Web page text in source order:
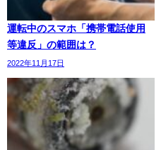
運転中のスマホ「携帯電話使用
等違反」の範囲は？
2022年11月17日